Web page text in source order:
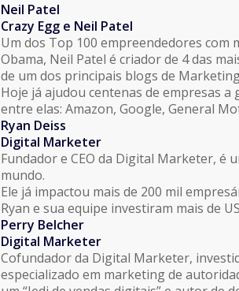
Neil Patel
Crazy Egg e Neil Patel
Um dos Top 100 empreendedores com
Obama, Neil Patel é criador de 4 das
de um dos principais blogs de
Hoje já ajudou centenas de empresas
entre elas: Amazon, Google, General
Ryan Deiss
Digital Marketer
Fundador e CEO da Digital Marketer, é
mundo.
Ele já impactou mais de 200 mil
Ryan e sua equipe investiram mais de
Perry Belcher
Digital Marketer
Cofundador da Digital Marketer,
especializado em marketing de